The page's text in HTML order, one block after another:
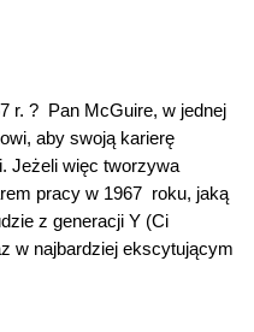
r. ? Pan McGuire, w jednej
aby swoją karierę
Jeżeli więc tworzywa
pracy w 1967 roku, jaką
z generacji Y (Ci
w najbardziej ekscytującym